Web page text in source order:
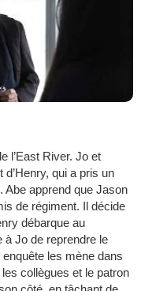
l’East River. Jo et
qui a pris un
Abe apprend que Jason
de régiment. Il décide
débarque au
à Jo de reprendre le
les mène dans
collègues et le patron